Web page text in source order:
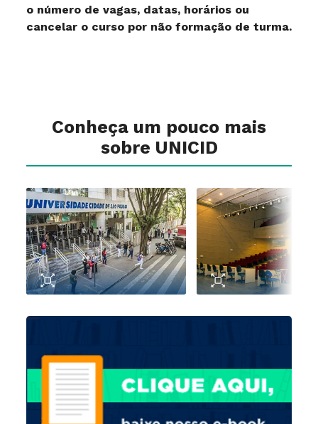
o número de vagas, datas, horários ou
cancelar o curso por não formação de turma.
Conheça um pouco mais
sobre UNICID